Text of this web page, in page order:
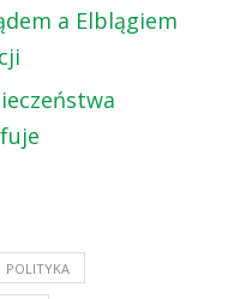
a Elblągiem
POLITYKA